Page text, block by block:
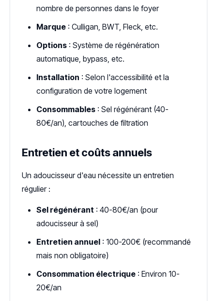
nombre de personnes dans le foyer
Marque : Culligan, BWT, Fleck, etc.
Options : Système de régénération
automatique, bypass, etc.
Installation : Selon l'accessibilité et la
configuration de votre logement
Consommables : Sel régénérant (40-
80€/an), cartouches de filtration
Entretien et coûts annuels
Un adoucisseur d'eau nécessite un entretien
régulier :
Sel régénérant : 40-80€/an (pour
adoucisseur à sel)
Entretien annuel : 100-200€ (recommandé
mais non obligatoire)
Consommation électrique : Environ 10-
20€/an